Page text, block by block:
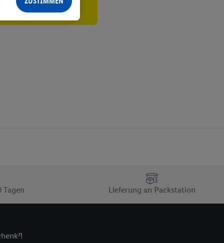
Tagen Lieferung an Packstation
- sowie Ihre
Speichern von
E-Mail-
verfügbar ist.
und einer
Dritten betrieben
speziell zur